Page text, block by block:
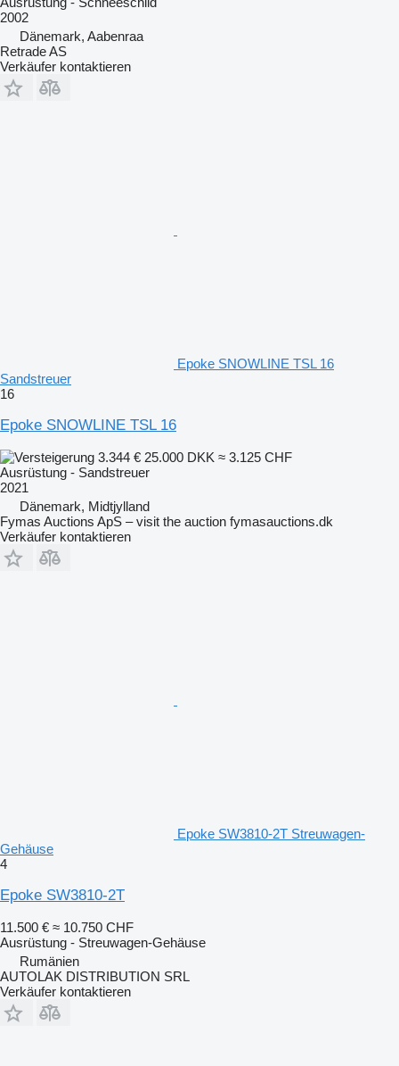
2002
Dänemark, Aabenraa
Retrade AS
Verkäufer kontaktieren
Epoke SNOWLINE TSL 16
Sandstreuer
16
Epoke SNOWLINE TSL 16
3.344 € 25.000 DKK ≈ 3.125 CHF
Ausrüstung - Sandstreuer
2021
Dänemark, Midtjylland
Fymas Auctions ApS – visit the auction fymasauctions.dk
Verkäufer kontaktieren
Epoke SW3810-2T Streuwagen-
Gehäuse
4
Epoke SW3810-2T
11.500 € ≈ 10.750 CHF
Ausrüstung - Streuwagen-Gehäuse
Rumänien
AUTOLAK DISTRIBUTION SRL
Verkäufer kontaktieren